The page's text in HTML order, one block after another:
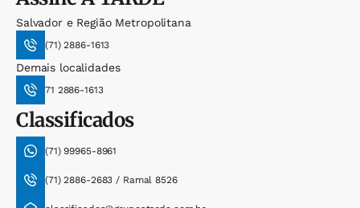
Salvador e Região Metropolitana
(71) 2886-1613
Demais localidades
71 2886-1613
Classificados
(71) 99965-8961
(71) 2886-2683 / Ramal 8526